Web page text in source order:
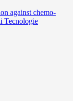
against chemo-
Tecnologie